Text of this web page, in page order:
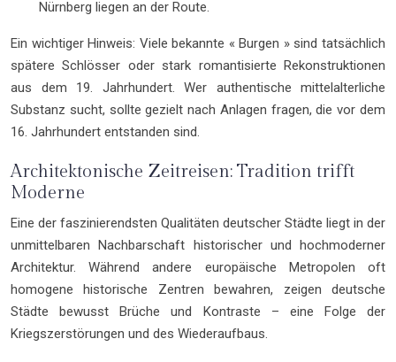
Nürnberg liegen an der Route.
Ein wichtiger Hinweis: Viele bekannte « Burgen » sind tatsächlich
spätere Schlösser oder stark romantisierte Rekonstruktionen
aus dem 19. Jahrhundert. Wer authentische mittelalterliche
Substanz sucht, sollte gezielt nach Anlagen fragen, die vor dem
16. Jahrhundert entstanden sind.
Architektonische Zeitreisen: Tradition trifft
Moderne
Eine der faszinierendsten Qualitäten deutscher Städte liegt in der
unmittelbaren Nachbarschaft historischer und hochmoderner
Architektur. Während andere europäische Metropolen oft
homogene historische Zentren bewahren, zeigen deutsche
Städte bewusst Brüche und Kontraste – eine Folge der
Kriegszerstörungen und des Wiederaufbaus.